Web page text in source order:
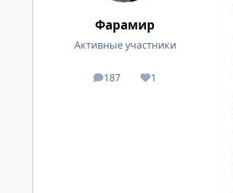
Фарамир
Активные участники
187
посты 1
Репутация